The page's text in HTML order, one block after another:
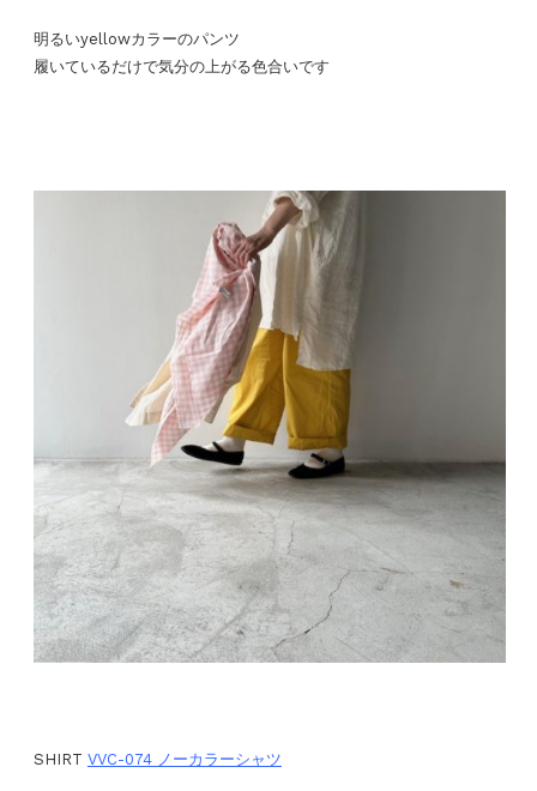
明るいyellowカラーのパンツ
履いているだけで気分の上がる色合いです
SHIRT VVC-074 ノーカラーシャツ